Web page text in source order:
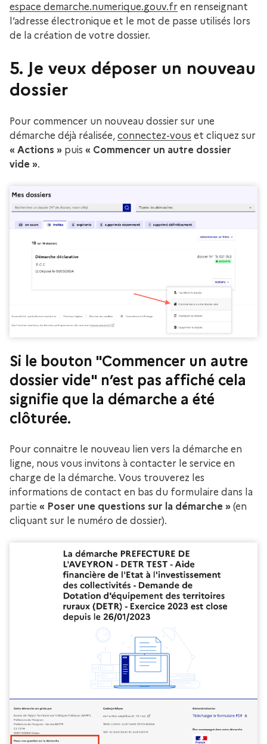
espace demarche.numerique.gouv.fr en renseignant
l’adresse électronique et le mot de passe utilisés lors
de la création de votre dossier.
5. Je veux déposer un nouveau
dossier
Pour commencer un nouveau dossier sur une
démarche déjà réalisée, connectez-vous et cliquez sur
« Actions » puis « Commencer un autre dossier
vide ».
Si le bouton "Commencer un autre
dossier vide" n’est pas affiché cela
signifie que la démarche a été
clôturée.
Pour connaitre le nouveau lien vers la démarche en
ligne, nous vous invitons à contacter le service en
charge de la démarche. Vous trouverez les
informations de contact en bas du formulaire dans la
partie « Poser une questions sur la démarche » (en
cliquant sur le numéro de dossier).